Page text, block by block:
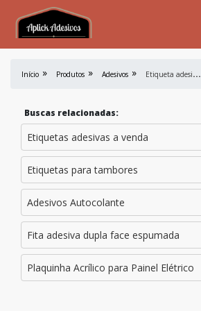
Início Produtos Adesivos E
tiqueta adesiva metalizada
Buscas relacionadas:
Etiquetas adesivas a venda
Etiquetas para tambores
Adesivos Autocolante
Fita adesiva dupla face espumada
Plaquinha Acrílico para Painel Elétrico